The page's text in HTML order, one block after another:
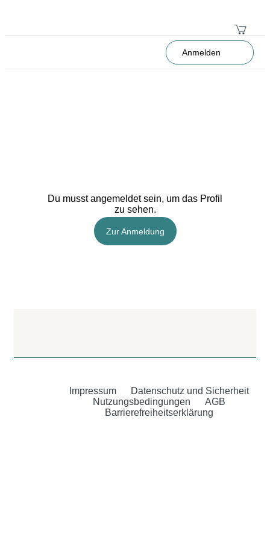
Anmelden
Du musst angemeldet sein, um das Profil
zu sehen.
Zur Anmeldung
Impressum
Datenschutz und Sicherheit
Nutzungsbedingungen
AGB
Barrierefreiheitserklärung